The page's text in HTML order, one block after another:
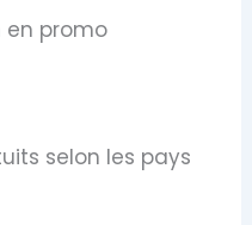
en promo
selon les pays